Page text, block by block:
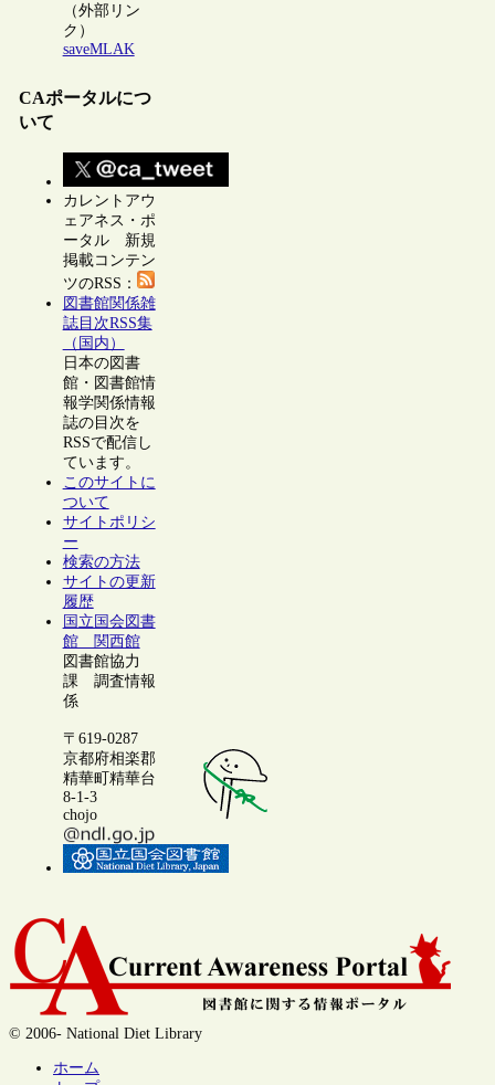
（外部リン
ク）
saveMLAK
CAポータルにつ
いて
カレントアウ
ェアネス・ポ
ータル 新規
掲載コンテン
ツのRSS：
図書館関係雑
誌目次RSS集
（国内）
日本の図書
館・図書館情
報学関係情報
誌の目次を
RSSで配信し
ています。
このサイトに
ついて
サイトポリシ
ー
検索の方法
サイトの更新
履歴
国立国会図書
館 関西館
図書館協力
課 調査情報
係
〒619-0287
京都府相楽郡
精華町精華台
8-1-3
chojo
© 2006- National Diet Library
ホーム